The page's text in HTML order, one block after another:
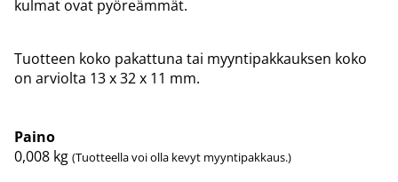
kulmat ovat pyöreämmät.
Tuotteen koko pakattuna tai myyntipakkauksen koko
on arviolta 13 x 32 x 11 mm.
Paino
0,008 kg (Tuotteella voi olla kevyt myyntipakkaus.)